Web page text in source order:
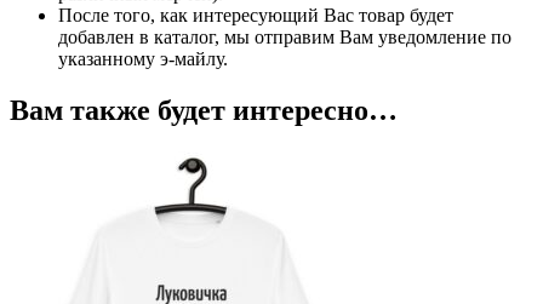
После того, как интересующий Вас товар будет
добавлен в каталог, мы отправим Вам уведомление по
указанному э-майлу.
Вам также будет интересно…